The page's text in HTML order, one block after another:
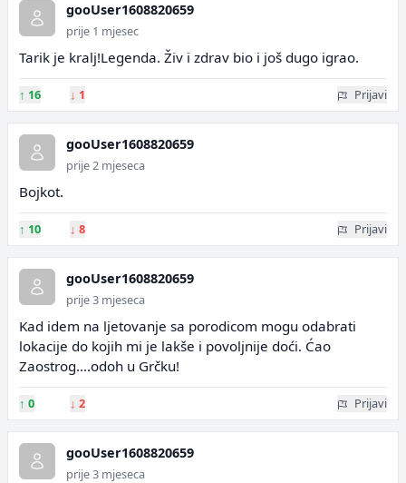
gooUser1608820659
prije 1 mjesec
Tarik je kralj!Legenda. Živ i zdrav bio i još dugo igrao.
↑ 16 ↓ 1 Prijavi
gooUser1608820659
prije 2 mjeseca
Bojkot.
↑ 10 ↓ 8 Prijavi
gooUser1608820659
prije 3 mjeseca
Kad idem na ljetovanje sa porodicom mogu odabrati
lokacije do kojih mi je lakše i povoljnije doći. Ćao
Zaostrog....odoh u Grčku!
↑ 0 ↓ 2 Prijavi
gooUser1608820659
prije 3 mjeseca